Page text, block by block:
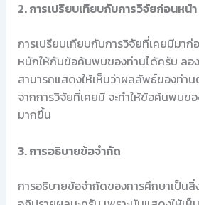
2. การเปรียบเทียบกับการวิจัยก่อนหน้า
การเปรียบเทียบกับการวิจัยที่เคยมีมา
หนักให้กับข้อค้นพบของท่านได้ครับ ลอ
สามารถแสดงให้เห็นว่าผลลัพธ์ของท่า
จากการวิจัยที่เคยมี จะทำให้ข้อค้นพบข
มากขึ้น
3. การอธิบายข้อจำกัด
การอธิบายข้อจำกัดของการศึกษาเป็น